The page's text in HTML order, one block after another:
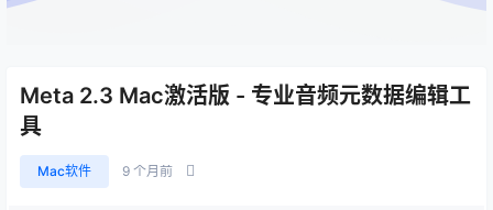
Meta 2.3 Mac激活版 - 专业音频元数据编辑工
具
Mac软件 9 个月前